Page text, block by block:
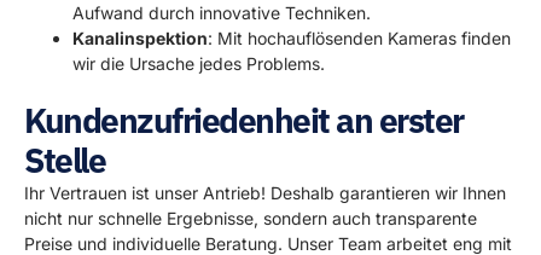
Aufwand durch innovative Techniken.
Kanalinspektion: Mit hochauflösenden Kameras finden
wir die Ursache jedes Problems.
Kundenzufriedenheit an erster
Stelle
Ihr Vertrauen ist unser Antrieb! Deshalb garantieren wir Ihnen
nicht nur schnelle Ergebnisse, sondern auch transparente
Preise und individuelle Beratung. Unser Team arbeitet eng mit